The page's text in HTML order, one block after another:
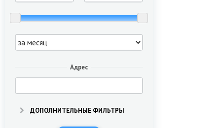
Адрес
ДОПОЛНИТЕЛЬНЫЕ ФИЛЬТРЫ